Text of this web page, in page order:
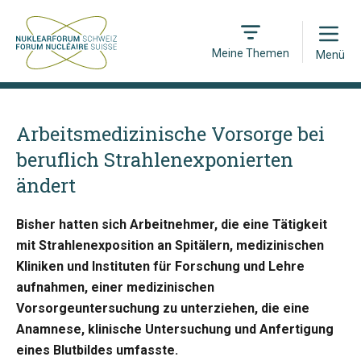
Meine Themen
Open
Menü
Arbeitsmedizinische Vorsorge bei
beruflich Strahlenexponierten
ändert
Bisher hatten sich Arbeitnehmer, die eine Tätigkeit
mit Strahlenexposition an Spitälern, medizinischen
Kliniken und Instituten für Forschung und Lehre
aufnahmen, einer medizinischen
Vorsorgeuntersuchung zu unterziehen, die eine
Anamnese, klinische Untersuchung und Anfertigung
eines Blutbildes umfasste.